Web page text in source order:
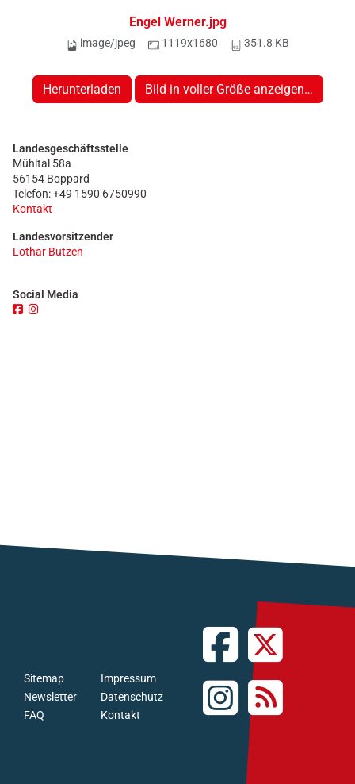
Engel Werner.jpg
image/jpeg 1119x1680 351.8 KB
Herunterladen Bild in voller Größe anzeigen…
Landesgeschäftsstelle
Mühltal 58a
56154 Boppard
Telefon: +49 1590 6750990
Kontakt
Landesvorsitzender
Lothar Butzen
Social Media
FAQ
Newsletter
Sitemap
Kontakt
Datenschutz
Impressum